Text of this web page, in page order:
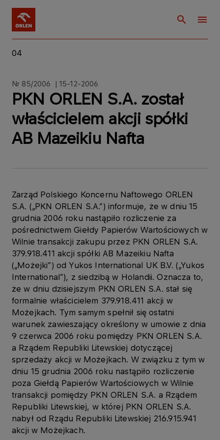
04
Nr 85/2006 | 15-12-2006
PKN ORLEN S.A. został
właścicielem akcji spółki
AB Mazeikiu Nafta
Zarząd Polskiego Koncernu Naftowego ORLEN
S.A. („PKN ORLEN S.A.”) informuje, że w dniu 15
grudnia 2006 roku nastąpiło rozliczenie za
pośrednictwem Giełdy Papierów Wartościowych w
Wilnie transakcji zakupu przez PKN ORLEN S.A.
379.918.411 akcji spółki AB Mazeikiu Nafta
(„Możejki”) od Yukos International UK B.V. („Yukos
International”), z siedzibą w Holandii. Oznacza to,
że w dniu dzisiejszym PKN ORLEN S.A. stał się
formalnie właścicielem 379.918.411 akcji w
Możejkach. Tym samym spełnił się ostatni
warunek zawieszający określony w umowie z dnia
9 czerwca 2006 roku pomiędzy PKN ORLEN S.A.
a Rządem Republiki Litewskiej dotyczącej
sprzedaży akcji w Możejkach. W związku z tym w
dniu 15 grudnia 2006 roku nastąpiło rozliczenie
poza Giełdą Papierów Wartościowych w Wilnie
transakcji pomiędzy PKN ORLEN S.A. a Rządem
Republiki Litewskiej, w której PKN ORLEN S.A.
nabył od Rządu Republiki Litewskiej 216.915.941
akcji w Możejkach.